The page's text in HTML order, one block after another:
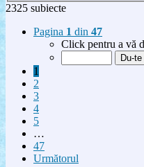
2325 subiecte
Pagina 1 din 47
Click pentru a vă
1
2
3
4
5
…
47
Următorul